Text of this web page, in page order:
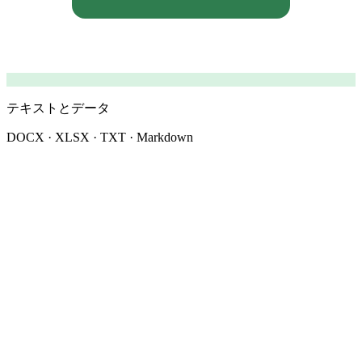
テキストとデータ
DOCX · XLSX · TXT · Markdown